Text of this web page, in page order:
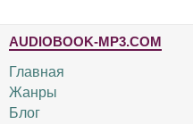
AUDIOBOOK-MP3.COM
Главная
Жанры
Блог